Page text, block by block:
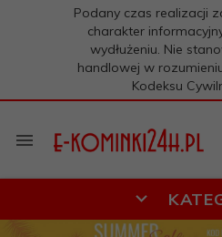
Podany czas realizacji
charakter
wydłużeniu. Nie
handlowej w
Kodeksu